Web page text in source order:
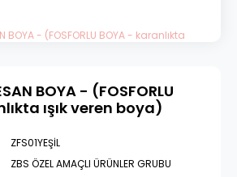
BOYA - (FOSFORLU
ışık veren boya)
ZFS01YEŞİL
ZBS ÖZEL AMAÇLI ÜRÜNLER GRUBU